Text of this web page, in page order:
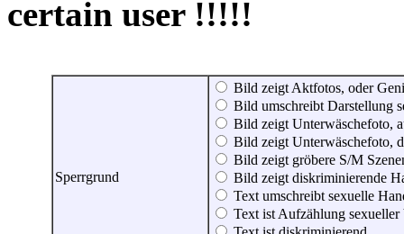
certain user !!!!!
Sperrgrund
Bild zeigt Aktfotos, oder
Bild umschreibt Darstellung
Bild zeigt Unterwäschefoto,
Bild zeigt Unterwäschefoto,
Bild zeigt gröbere S/M
Bild zeigt diskriminierende
Text umschreibt sexuelle
Text ist Aufzählung sexueller